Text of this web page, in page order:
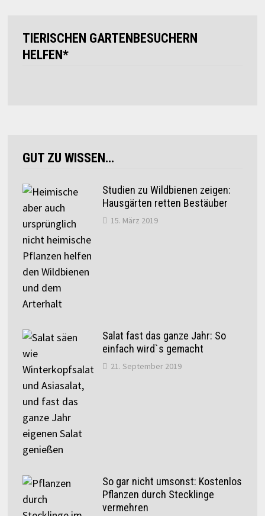
TIERISCHEN GARTENBESUCHERN
HELFEN*
GUT ZU WISSEN…
Studien zu Wildbienen zeigen:
Hausgärten retten Bestäuber
15. März 2019
Salat fast das ganze Jahr: So
einfach wird`s gemacht
21. September 2019
So gar nicht umsonst: Kostenlos
Pflanzen durch Stecklinge
vermehren